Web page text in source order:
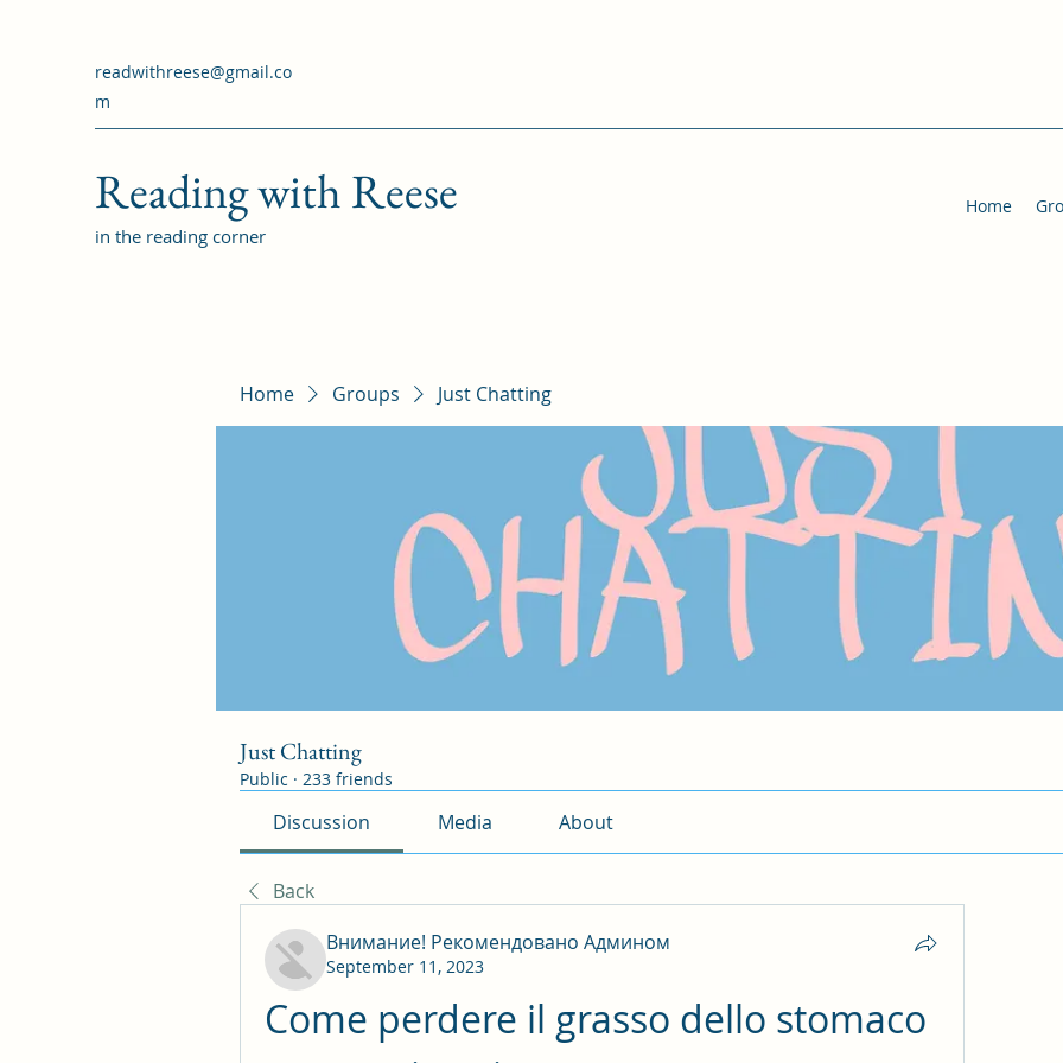
readwithreese@gmail.co
m
Reading with Reese
in the reading corner
Home
Home Groups Just Chatting
Just Chatting
Public · 233 friends
Discussion Media About
Back
Внимание! Рекомендовано Админом
September 11, 2023
Come perdere il grasso dello stomaco